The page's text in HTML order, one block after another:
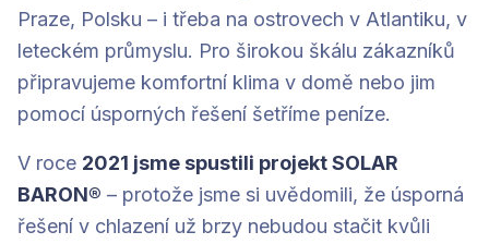
Praze, Polsku – i třeba na ostrovech v Atlantiku, v
leteckém průmyslu. Pro širokou škálu zákazníků
připravujeme komfortní klima v domě nebo jim
pomocí úsporných řešení šetříme peníze.
V roce 2021 jsme spustili projekt SOLAR
BARON® – protože jsme si uvědomili, že úsporná
řešení v chlazení už brzy nebudou stačit kvůli